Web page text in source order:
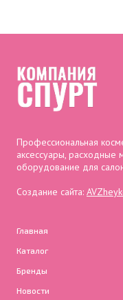
Профессиональная
аксессуары, расходные
оборудование для
Создание сайта:
Главная
Каталог
Бренды
Новости